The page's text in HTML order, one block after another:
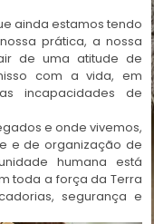
ainda estamos tendo
prática, a nossa
de uma atitude de
com a vida, em
incapacidades de
e onde vivemos,
e de organização de
humana está
toda a força da Terra
segurança e